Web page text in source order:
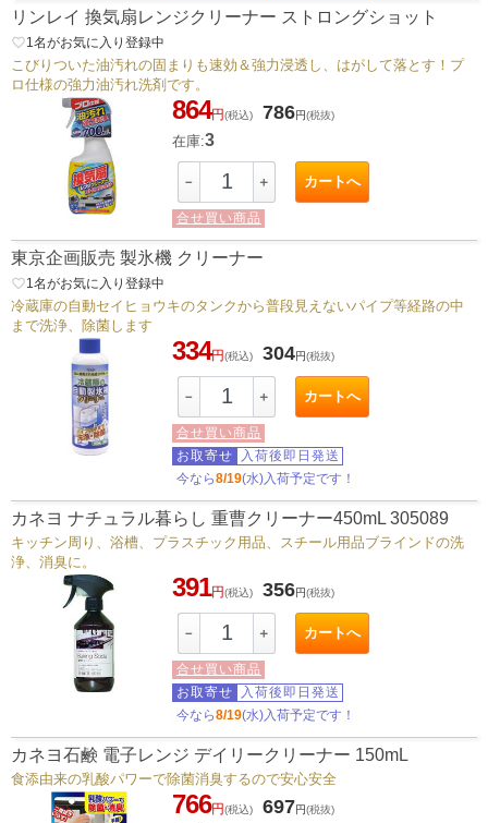
リンレイ 換気扇レンジクリーナー ストロングショット
favorite_border1 名がお気に入り登録中
こびりついた油汚れの固まりも速効＆強力浸透し、はがして落とす！プ
ロ仕様の強力油汚れ洗剤です。
864円(税込) 786円(税抜)
在庫:3
－ ＋ カートへ
合せ買い商品
東京企画販売 製氷機 クリーナー
favorite_border1 名がお気に入り登録中
冷蔵庫の自動セイヒョウキのタンクから普段見えないパイプ等経路の中
まで洗浄、除菌します
334円(税込) 304円(税抜)
－ ＋ カートへ
合せ買い商品
お取寄せ
入荷後即日発送
今なら8/19(水)入荷予定です！
カネヨ ナチュラル暮らし 重曹クリーナー450mL 305089
キッチン周り、浴槽、プラスチック用品、スチール用品ブラインドの洗
浄、消臭に。
391円(税込) 356円(税抜)
－ ＋ カートへ
合せ買い商品
お取寄せ
入荷後即日発送
今なら8/19(水)入荷予定です！
カネヨ石鹸 電子レンジ デイリークリーナー 150mL
食添由来の乳酸パワーで除菌消臭するので安心安全
766円(税込) 697円(税抜)